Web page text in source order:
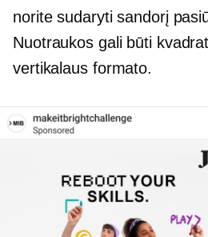
norite sudaryti sandorį
Nuotraukos gali būti
vertikalaus formato.